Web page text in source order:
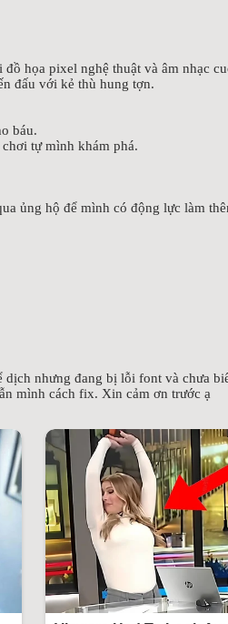
họa pixel nghệ thuật và âm nhạc
đấu với kẻ thù hung tợn.
báu.
tự mình khám phá.
ủng hộ để mình có động lực làm
nhưng đang bị lỗi font và chưa
mình cách fix. Xin cảm ơn trước ạ